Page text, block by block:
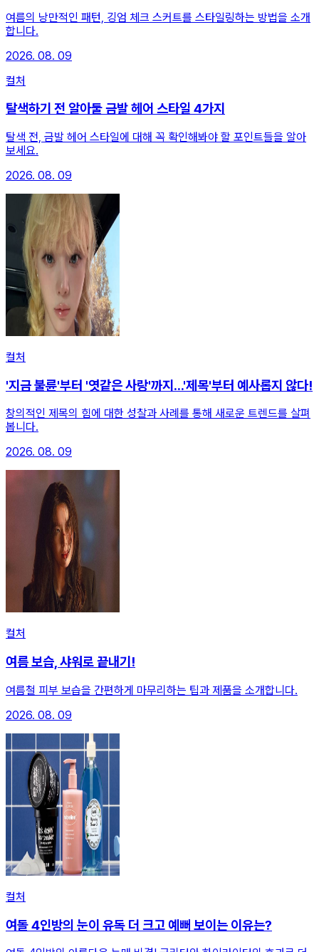
여름의 낭만적인 패턴, 깅엄 체크 스커트를 스타일링하는 방법을 소개
합니다.
2026. 08. 09
컬처
탈색하기 전 알아둘 금발 헤어 스타일 4가지
탈색 전, 금발 헤어 스타일에 대해 꼭 확인해봐야 할 포인트들을 알아
보세요.
2026. 08. 09
컬처
'지금 불륜'부터 '엿같은 사랑'까지...'제목'부터 예사롭지 않다!
창의적인 제목의 힘에 대한 성찰과 사례를 통해 새로운 트렌드를 살펴
봅니다.
2026. 08. 09
컬처
여름 보습, 샤워로 끝내기!
여름철 피부 보습을 간편하게 마무리하는 팁과 제품을 소개합니다.
2026. 08. 09
컬처
여돌 4인방의 눈이 유독 더 크고 예뻐 보이는 이유는?